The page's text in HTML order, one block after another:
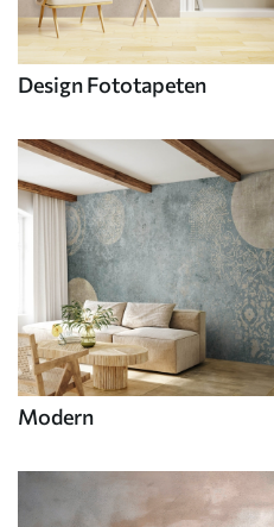
Design Fototapeten
Modern